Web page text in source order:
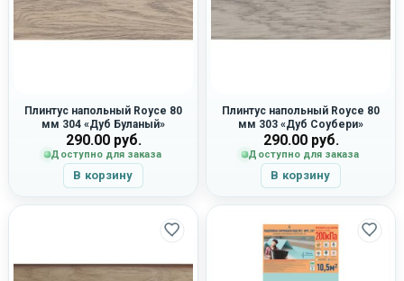
Плинтус напольный Royce 80
мм 304 «Дуб Буланый»
290.00руб.
Доступно для заказа
В корзину
Плинтус напольный Royce 80
мм 303 «Дуб Соубери»
290.00руб.
Доступно для заказа
В корзину